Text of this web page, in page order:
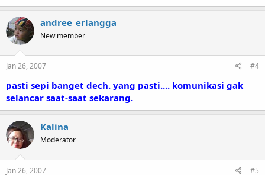
andree_erlangga
New member
Jan 26, 2007 #4
pasti sepi banget dech. yang pasti.... komunikasi gak
selancar saat-saat sekarang.
Kalina
Moderator
Jan 26, 2007 #5